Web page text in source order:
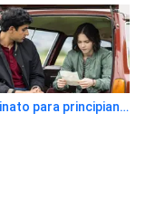
Asesinato para principiantes 1x4